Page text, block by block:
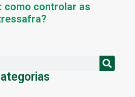
como controlar as